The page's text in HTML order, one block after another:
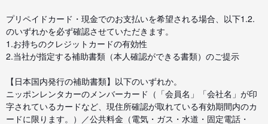
プリペイドカード・現金でのお支払いを希望される場合、以下1.2.
のいずれかを必ず確認させていただきます。
1.お持ちのクレジットカードの有効性
2.当社が指定する補助書類（本人確認ができる書類）のご提示
【日本国内発行の補助書類】以下のいずれか。
ニッポンレンタカーのメンバーカード（「会員名」「会社名」が印
字されているカードなど、現住所確認が取れている有効期間内のカ
ードに限ります。）／公共料金（電気・ガス・水道・固定電話・